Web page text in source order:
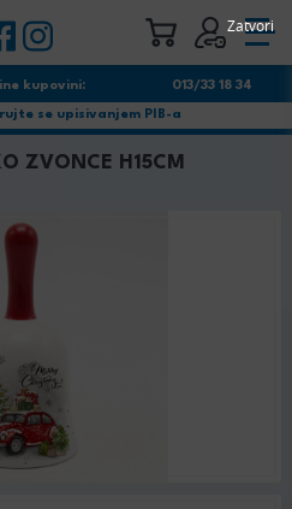
kupovini: 013/33 18 34
se upisivanjem PIB-a
ZVONCE H15CM
Zatvori